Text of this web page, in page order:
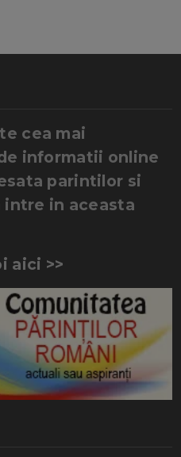
cea mai
informatii online
parintilor si
intre in aceasta
aici >>